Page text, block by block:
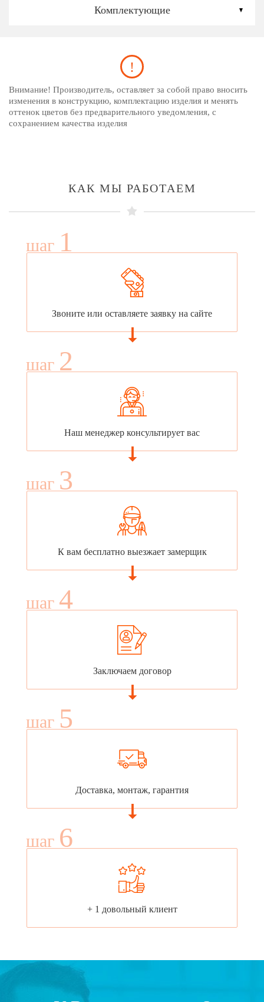
Комплектующие
Внимание! Производитель, оставляет за собой право вносить
изменения в конструкцию, комплектацию изделия и менять
оттенок цветов без предварительного уведомления, с
сохранением качества изделия
КАК МЫ РАБОТАЕМ
шаг 1
Звоните или оставляете заявку на сайте
шаг 2
Наш менеджер консультирует вас
шаг 3
К вам бесплатно выезжает замерщик
шаг 4
Заключаем договор
шаг 5
Доставка, монтаж, гарантия
шаг 6
+ 1 довольный клиент